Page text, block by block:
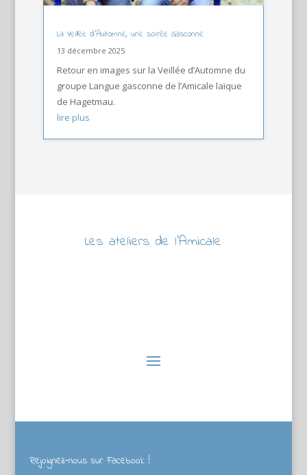
La Veillée d’Automne, une soirée Gasconne
13 décembre 2025
Retour en images sur la Veillée d’Automne du
groupe Langue gasconne de l’Amicale laïque
de Hagetmau.
lire plus
Les ateliers de l’Amicale
Rejoignez-nous sur Facebook !